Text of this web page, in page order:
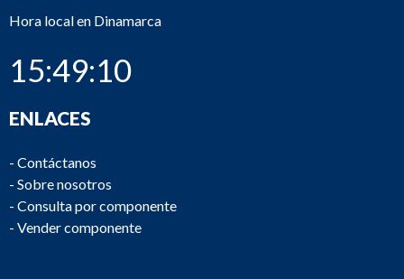
Hora local en Dinamarca
15:49:10
ENLACES
- Contáctanos
- Sobre nosotros
- Consulta por componente
- Vender componente